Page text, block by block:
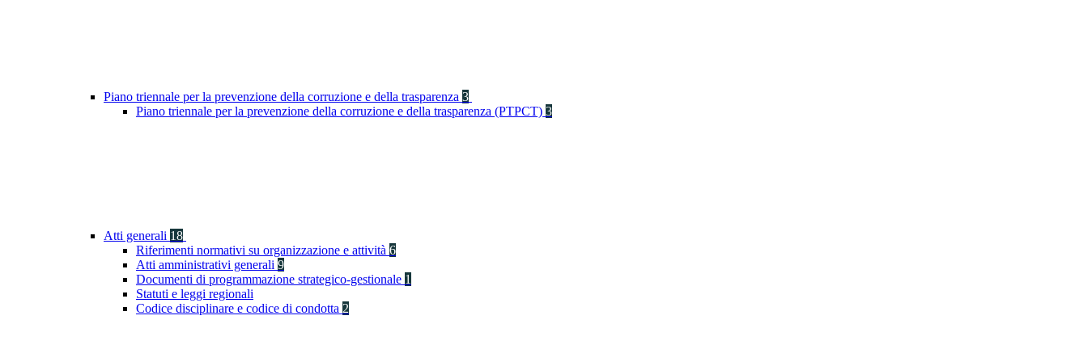
Piano triennale per la prevenzione della corruzione e della trasparenza 3
Piano triennale per la prevenzione della corruzione e della trasparenza (PTPCT) 3
Atti generali 18
Riferimenti normativi su organizzazione e attività 6
Atti amministrativi generali 9
Documenti di programmazione strategico-gestionale 1
Statuti e leggi regionali
Codice disciplinare e codice di condotta 2